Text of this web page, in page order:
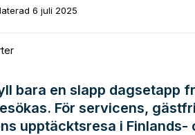
6 juli 2025
bara en slapp dagsetapp
För servicens,
upptäcktsresa i Finlands-